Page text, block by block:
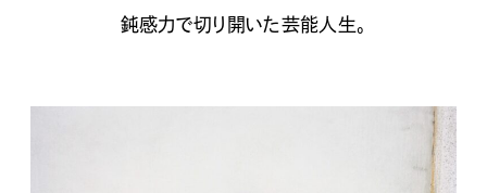
鈍感力で切り開いた芸能人生。